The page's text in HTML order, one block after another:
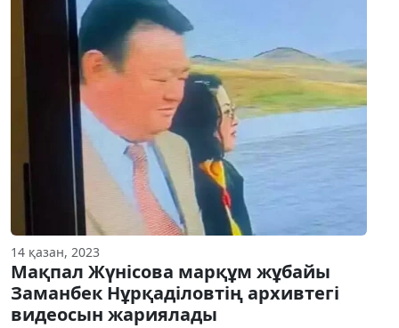
14 қазан, 2023
Мақпал Жүнісова марқұм жұбайы
Заманбек Нұрқаділовтің архивтегі
видеосын жариялады